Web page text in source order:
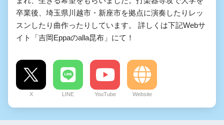
卒業後、埼玉県川越市・新座市を拠点に演奏したりレッ
スンしたり曲作ったりしています。 詳しくは下記Webサ
イト「吉岡Eppaのalla昆布」にて！
X LINE YouTube Website